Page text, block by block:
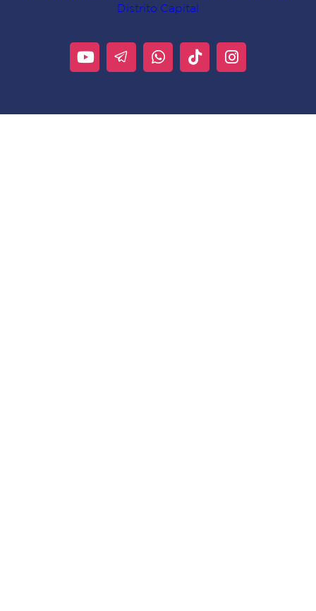
Distrito Capital